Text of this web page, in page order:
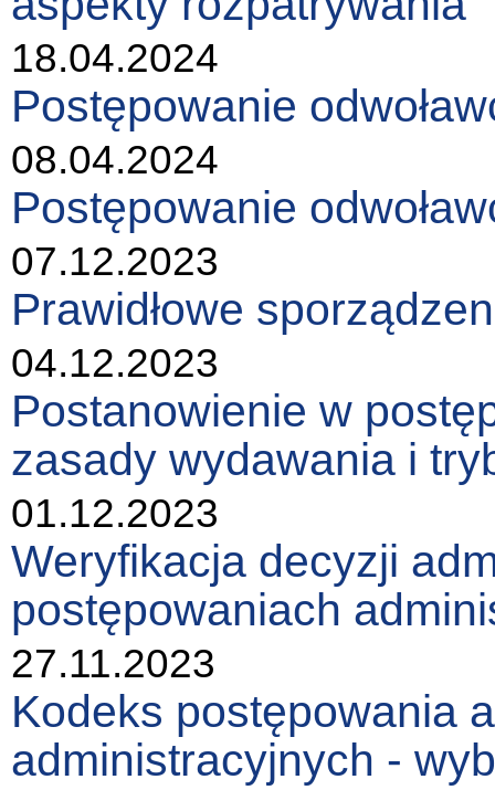
18.04.2024
Postępowanie
08.04.2024
Postępowanie
07.12.2023
Prawidłowe
04.12.2023
Postanowienie w
zasady wydawania i
01.12.2023
Weryfikacja decyzji
postępowaniach
27.11.2023
Kodeks postępowania
administracyjnych -